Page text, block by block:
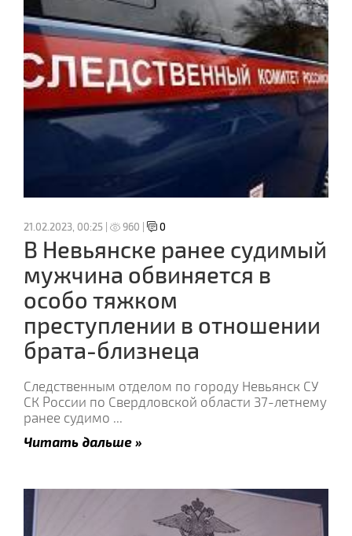
21.02.2023, 00:25 | 960 | 0
В Невьянске ранее судимый
мужчина обвиняется в
особо тяжком
преступлении в отношении
брата-близнеца
Следственным отделом по городу Невьянск СУ
СК России по Свердловской области 37-летнему
ранее судимо ...
Читать дальше »